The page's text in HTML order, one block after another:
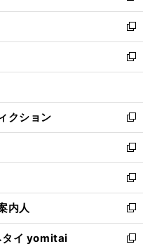
ウ
で
開
く
ン
ド
ウ
で
開
ウ
ィ
ン
ド
ウ
開
く
し
い
ウ
ィ
ン
ウ
で
開
く
新
し
い
ウ
ン
ド
ウ
で
開
く
新
し
ウ
ィ
ン
ド
ウ
で
開
く
クション
新
し
い
ウ
ィ
ン
ド
ウ
で
新
し
い
ウ
ィ
ン
ド
新
し
い
ウ
ィ
内人
新
し
い
タイ yomitai
新